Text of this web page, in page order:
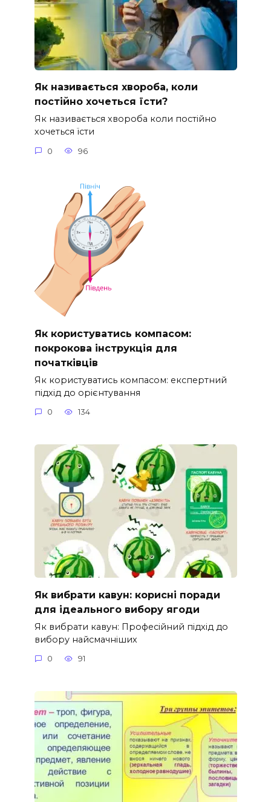
Як називається хвороба, коли
постійно хочеться їсти?
Як називається хвороба коли постійно
хочеться їсти
0 96
Як користуватись компасом:
покрокова інструкція для
початківців
Як користуватись компасом: експертний
підхід до орієнтування
0 134
Як вибрати кавун: корисні поради
для ідеального вибору ягоди
Як вибрати кавун: Професійний підхід до
вибору найсмачніших
0 91